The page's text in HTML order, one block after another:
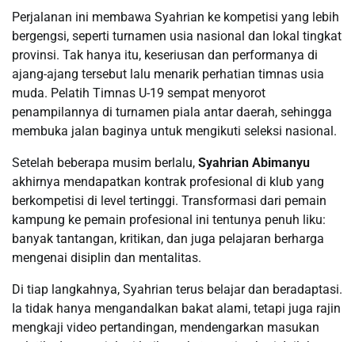
Perjalanan ini membawa Syahrian ke kompetisi yang lebih
bergengsi, seperti turnamen usia nasional dan lokal tingkat
provinsi. Tak hanya itu, keseriusan dan performanya di
ajang-ajang tersebut lalu menarik perhatian timnas usia
muda. Pelatih Timnas U-19 sempat menyorot
penampilannya di turnamen piala antar daerah, sehingga
membuka jalan baginya untuk mengikuti seleksi nasional.
Setelah beberapa musim berlalu, Syahrian Abimanyu
akhirnya mendapatkan kontrak profesional di klub yang
berkompetisi di level tertinggi. Transformasi dari pemain
kampung ke pemain profesional ini tentunya penuh liku:
banyak tantangan, kritikan, dan juga pelajaran berharga
mengenai disiplin dan mentalitas.
Di tiap langkahnya, Syahrian terus belajar dan beradaptasi.
Ia tidak hanya mengandalkan bakat alami, tetapi juga rajin
mengkaji video pertandingan, mendengarkan masukan